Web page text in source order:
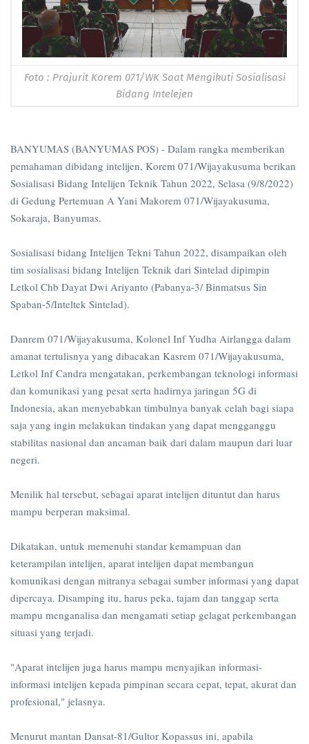
Foto : Prajurit Korem 071/WK Saat Mengikuti Sosialisasi
Bidang Intelejen
BANYUMAS (BANYUMAS POS) - Dalam rangka memberikan
pemahaman dibidang intelijen, Korem 071/Wijayakusuma berikan
Sosialisasi Bidang Intelijen Teknik Tahun 2022, Selasa (9/8/2022)
di Gedung Pertemuan A Yani Makorem 071/Wijayakusuma,
Sokaraja, Banyumas.
Sosialisasi bidang Intelijen Tekni Tahun 2022, disampaikan oleh
tim sosialisasi bidang Intelijen Teknik dari Sintelad dipimpin
Letkol Chb Dayat Dwi Ariyanto (Pabanya-3/ Binmatsus Sin
Spaban-5/Inteltek Sintelad).
Danrem 071/Wijayakusuma, Kolonel Inf Yudha Airlangga dalam
amanat tertulisnya yang dibacakan Kasrem 071/Wijayakusuma,
Letkol Inf Candra mengatakan, perkembangan teknologi informasi
dan komunikasi yang pesat serta hadirnya jaringan 5G di
Indonesia, akan menyebabkan timbulnya banyak celah bagi siapa
saja yang ingin melakukan tindakan yang dapat mengganggu
stabilitas nasional dan ancaman baik dari dalam maupun dari luar
negeri.
Menilik hal tersebut, sebagai aparat intelijen dituntut dan harus
mampu berperan maksimal.
Dikatakan, untuk memenuhi standar kemampuan dan
keterampilan intelijen, aparat intelijen dapat membangun
komunikasi dengan mitranya sebagai sumber informasi yang dapat
dipercaya. Disamping itu, harus peka, tajam dan tanggap serta
mampu menganalisa dan mengamati setiap gelagat perkembangan
situasi yang terjadi.
"Aparat intelijen juga harus mampu menyajikan informasi-
informasi intelijen kepada pimpinan secara cepat, tepat, akurat dan
profesional," jelasnya.
Menurut mantan Dansat-81/Gultor Kopassus ini, apabila